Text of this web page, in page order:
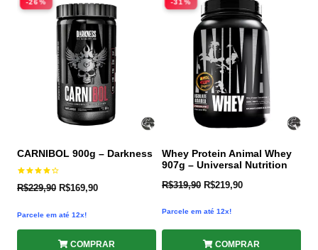
CARNIBOL 900g – Darkness
Avaliação
4.25
R$229,90 R$169,90
Parcele em até 12x!
COMPRAR
Whey Protein Animal Whey
907g – Universal Nutrition
R$319,90 R$219,90
Parcele em até 12x!
COMPRAR